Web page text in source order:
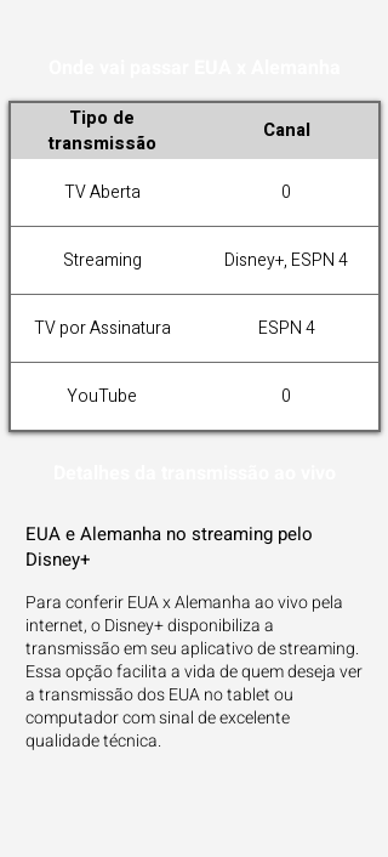
Tipo de
transmissão
Canal
TV Aberta 0
Streaming Disney+, ESPN 4
TV por Assinatura ESPN 4
YouTube 0
EUA e Alemanha no streaming pelo
Disney+
Para conferir EUA x Alemanha ao vivo pela
internet, o Disney+ disponibiliza a
transmissão em seu aplicativo de streaming.
Essa opção facilita a vida de quem deseja ver
a transmissão dos EUA no tablet ou
computador com sinal de excelente
qualidade técnica.